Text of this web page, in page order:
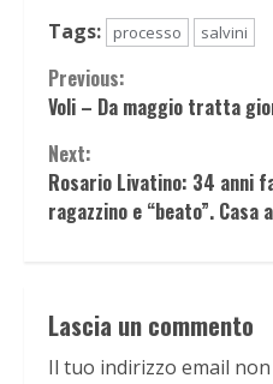
Tags:
processo salvini
Continue
Reading
Previous:
Voli – Da maggio tratta
Next:
Rosario Livatino: 34 anni
ragazzino e “beato”.
Lascia un commento
Il tuo indirizzo email